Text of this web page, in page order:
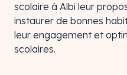
scolaire à Albi leur
instaurer de bonnes
leur engagement et
scolaires.